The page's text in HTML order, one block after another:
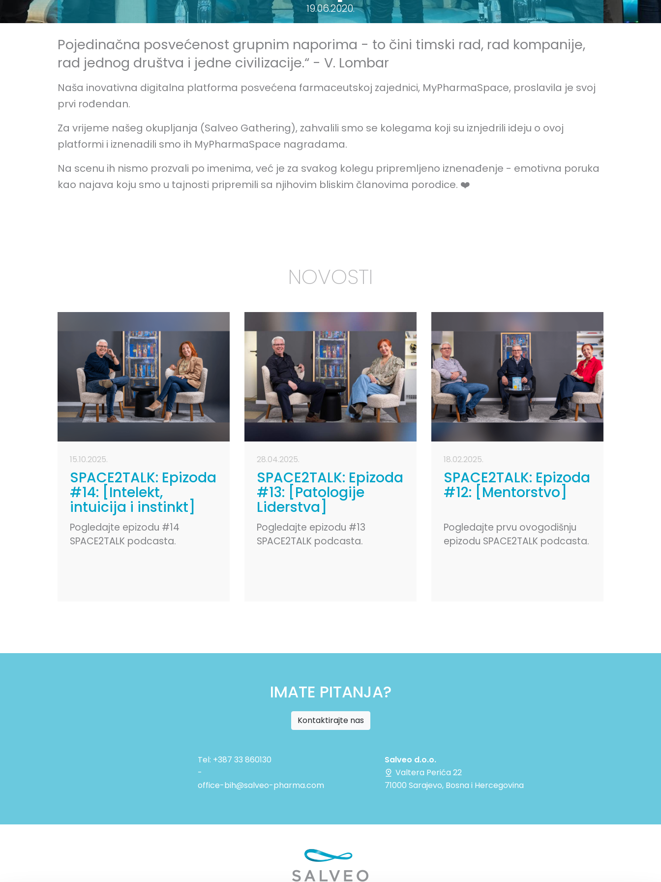
19.06.2020.
Pojedinačna posvećenost grupnim naporima - to čini timski rad, rad kompanije,
rad jednog društva i jedne civilizacije.“ - V. Lombar
Naša inovativna digitalna platforma posvećena farmaceutskoj zajednici, MyPharmaSpace, proslavila je svoj
prvi rođendan.
Za vrijeme našeg okupljanja (Salveo Gathering), zahvalili smo se kolegama koji su iznjedrili ideju o ovoj
platformi i iznenadili smo ih MyPharmaSpace nagradama.
Na scenu ih nismo prozvali po imenima, već je za svakog kolegu pripremljeno iznenađenje - emotivna poruka
kao najava koju smo u tajnosti pripremili sa njihovim bliskim članovima porodice. ❤️️
NOVOSTI
15.10.2025.
SPACE2TALK: Epizoda
#14: [Intelekt,
intuicija i instinkt]
Pogledajte epizodu #14
SPACE2TALK podcasta.
28.04.2025.
SPACE2TALK: Epizoda
#13: [Patologije
Liderstva]
Pogledajte epizodu #13
SPACE2TALK podcasta.
18.02.2025.
SPACE2TALK: Epizoda
#12: [Mentorstvo]
Pogledajte prvu ovogodišnju
epizodu SPACE2TALK podcasta.
IMATE PITANJA?
Kontaktirajte nas
Tel: +387 33 860130
-
office-bih@salveo-pharma.com
Salveo d.o.o.
Valtera Perića 22
71000 Sarajevo, Bosna i Hercegovina